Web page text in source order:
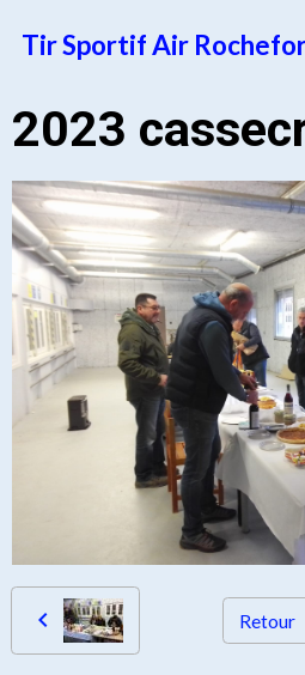
Tir Sportif Air
2023
Retour